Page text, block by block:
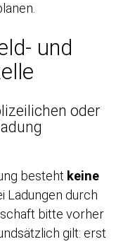
und
oder
besteht keine
Ladungen durch
bitte vorher
gilt: erst